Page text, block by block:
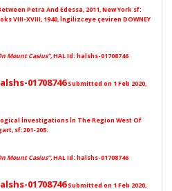
Petra And Edessa, 2011, New York sf:
VIII-XVIII, 1940, İngilizceye çeviren DOWNEY
Mount Casius”,HAL Id: halshs-01708746
01708746Submitted on 1 Feb 2020,
İnvestigations İn The Region West Of
sf:201-205.
Mount Casius”,HAL Id: halshs-01708746
01708746Submitted on 1 Feb 2020,